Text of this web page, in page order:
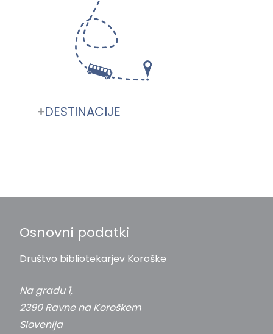
DESTINACIJE
Osnovni podatki
Društvo bibliotekarjev Koroške
Na gradu 1,
2390 Ravne na Koroškem
Slovenija